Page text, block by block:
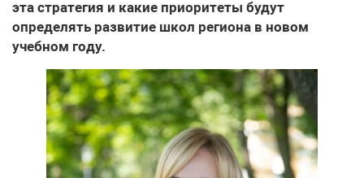
эта стратегия и какие приоритеты будут
определять развитие школ региона в новом
учебном году.